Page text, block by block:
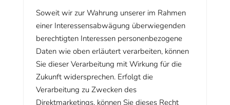
Soweit wir zur Wahrung unserer im Rahmen
einer Interessensabwägung überwiegenden
berechtigten Interessen personenbezogene
Daten wie oben erläutert verarbeiten, können
Sie dieser Verarbeitung mit Wirkung für die
Zukunft widersprechen. Erfolgt die
Verarbeitung zu Zwecken des
Direktmarketings, können Sie dieses Recht